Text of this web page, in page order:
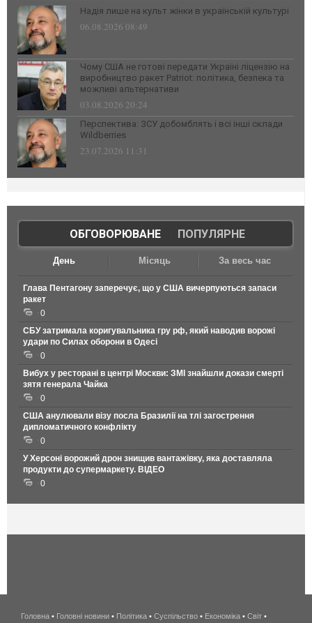
Надія лише на культ жінки в українській культурі
06.08.2026 08:49
Чому США не готові передати Україні ліцензію на
виробництво ракет Patriot: політика, безпека та
можливі альтернативи
03.08.2026 20:24
Перспектива: ЗСУ добомблять і всі інші склади
Wildberries
23.07.2026 11:31
ОБГОВОРЮВАНЕ| ПОПУЛЯРНЕ
День Місяць За весь час
Глава Пентагону заперечує, що у США вичерпуються запаси
ракет
0
СБУ затримала коригувальника гру рф, який наводив ворожі
удари по Силах оборони в Одесі
0
Вибух у ресторані в центрі Москви: ЗМІ знайшли докази смерті
зятя генерала Чайка
0
США анулювали візу посла Бразилії на тлі загострення
дипломатичного конфлікту
0
У Херсоні ворожий дрон знищив вантажівку, яка доставляла
продукти до супермаркету. ВІДЕО
0
беспроводной
Головна • Головні новини • Політика • Суспільство • Економіка • Світ •